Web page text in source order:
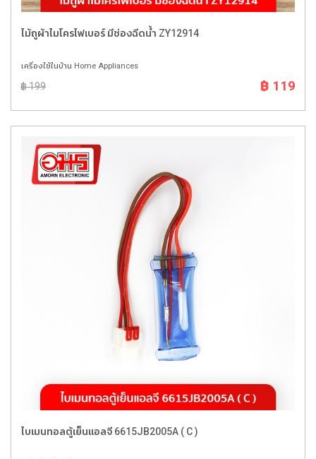
ไม้ถูผ้าไมโครไฟเบอร์ มีช่องฉีดน้ำ ZY12914
เครื่องใช้ในบ้าน Home Appliances
฿ 199 ฿ 119
ไบเมนทอลตู้เย็นแอลจี 6615JB2005A ( C )